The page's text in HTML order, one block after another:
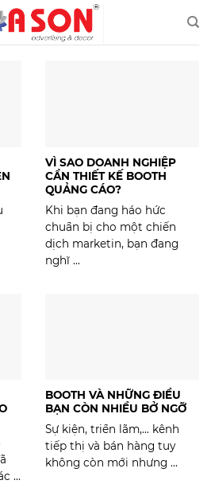
VÌ SAO DOANH NGHIỆP
CẦN THIẾT KẾ BOOTH
QUẢNG CÁO?
Khi bạn đang háo hức
chuẩn bị cho một chiến
dịch marketin, bạn đang
nghĩ ...
...
BOOTH VÀ NHỮNG ĐIỀU
BẠN CÒN NHIỀU BỞ NGỠ
Sự kiện, triển lãm,… kênh
tiếp thị và bán hàng tuy
không còn mới nhưng ...